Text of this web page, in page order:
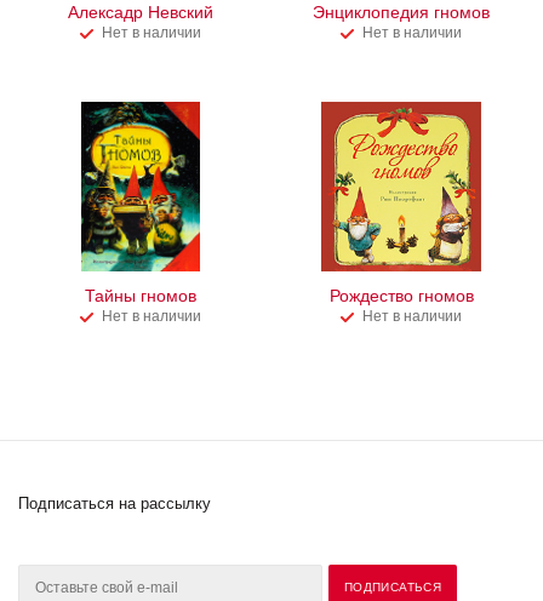
Алексадр Невский
Нет в наличии
Энциклопедия гномов
Нет в наличии
Тайны гномов
Нет в наличии
Рождество гномов
Нет в наличии
Подписаться на рассылку